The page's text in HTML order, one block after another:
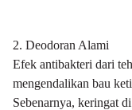
2. Deodoran Alami
Efek antibakteri dari
mengendalikan bau
Sebenarnya, keringat